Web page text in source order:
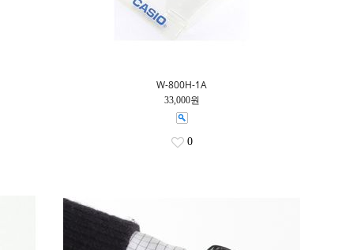
W-800H-1A
33,000원
0